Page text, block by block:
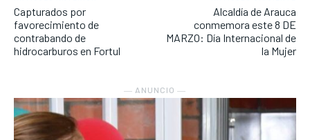
Capturados por
favorecimiento de
contrabando de
hidrocarburos en Fortul
Alcaldía de Arauca
conmemora este 8 DE
MARZO: Día Internacional de
la Mujer
― ANUNCIO ―